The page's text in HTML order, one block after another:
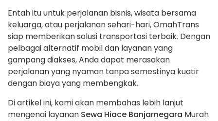
Entah itu untuk perjalanan bisnis, wisata bersama
keluarga, atau perjalanan sehari-hari, OmahTrans
siap memberikan solusi transportasi terbaik. Dengan
pelbagai alternatif mobil dan layanan yang
gampang diakses, Anda dapat merasakan
perjalanan yang nyaman tanpa semestinya kuatir
dengan biaya yang membengkak.
Di artikel ini, kami akan membahas lebih lanjut
mengenai layanan Sewa Hiace Banjarnegara Murah